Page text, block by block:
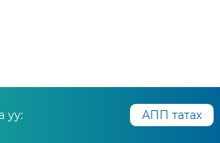
уу: АПП татах